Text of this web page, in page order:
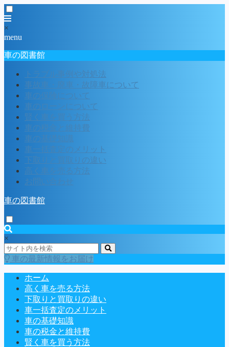
×
menu
車の図書館
トラブル事例や対処法
事故車・廃車・故障車について
車の保険について
車のローンについて
賢く車を買う方法
車の税金と維持費
車の基礎知識
車一括査定のメリット
下取りと買取りの違い
高く車を売る方法
お問い合わせ
車の図書館
×
車の最新情報をお届け
ホーム
高く車を売る方法
下取りと買取りの違い
車一括査定のメリット
車の基礎知識
車の税金と維持費
賢く車を買う方法